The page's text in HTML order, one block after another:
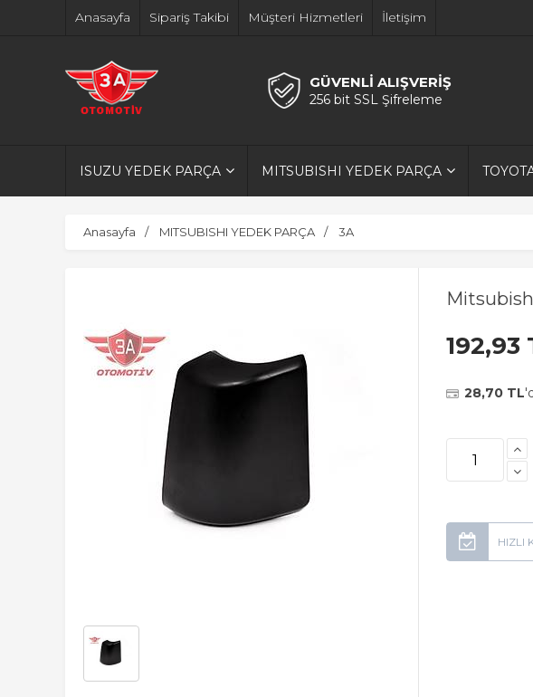
Anasayfa Sipariş Takibi Müşteri Hizmetleri İletişim
GÜVENLİ ALIŞVERİŞ
256 bit SSL Şifreleme
ISUZU YEDEK PARÇA MITSUBISHI YEDEK PARÇA
Anasayfa MITSUBISHI YEDEK PARÇA 3A
192,93
28,70 TL